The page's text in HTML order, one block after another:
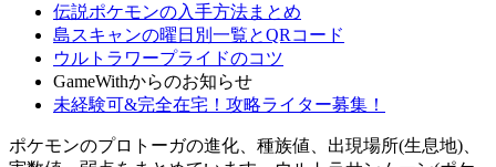
伝説ポケモンの入手方法まとめ
島スキャンの曜日別一覧とQRコード
ウルトラワープライドのコツ
GameWithからのお知らせ
未経験可&完全在宅！攻略ライター募集！
ポケモンのプロトーガの進化、種族値、出現場所(生息地)、